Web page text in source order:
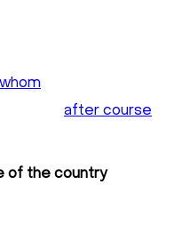
after course
of the country